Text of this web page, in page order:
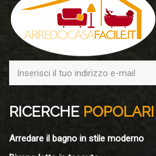
RICERCHE POPOLARI
Arredare il bagno in stile moderno